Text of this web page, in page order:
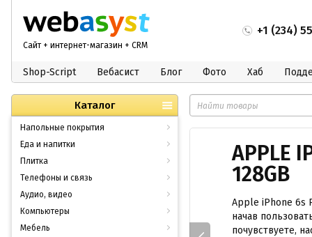
Сайт + интернет-магазин + CRM
+1 (234)
Shop-Script Вебасист Блог Фото Хаб
Каталог
Напольные покрытия
Еда и напитки
Плитка
Телефоны и связь
Аудио, видео
Компьютеры
Мебель
APPLE
128GB
Apple iPhone 6s
начав
почувствуете,